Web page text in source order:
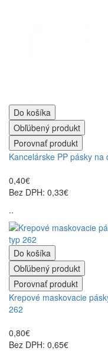
Do košíka
Obľúbený produkt
Porovnať produkt
Kancelárske PP pásky
0,40€
Bez DPH: 0,33€
..
Do košíka
Obľúbený produkt
Porovnať produkt
Krepové maskovacie
262
0,80€
Bez DPH: 0,65€